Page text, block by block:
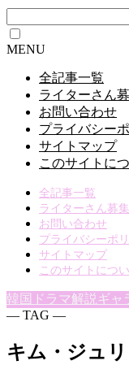
MENU
全記事一覧
ライターさん
お問い合わせ
プライバシー
サイトマップ
このサイトに
全記事一覧
ライターさん募集
お問い合わせ
プライバシーポ
サイトマップ
このサイトにつ
韓国ドラマ解説ギャ
― TAG ―
キム・ジュリ